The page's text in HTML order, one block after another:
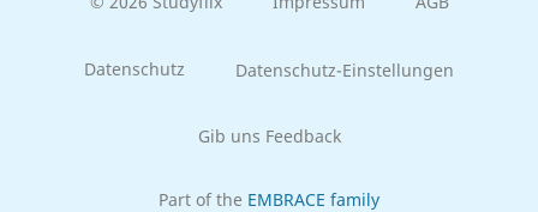
Datenschutz Datenschutz-Einstellungen
Gib uns Feedback
Part of the EMBRACE family